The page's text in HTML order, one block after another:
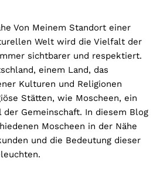
Von Meinem Standort einer
Welt wird die Vielfalt der
sichtbarer und respektiert.
einem Land, das
Kulturen und Religionen
Stätten, wie Moscheen, ein
Gemeinschaft. In diesem Blog
Moscheen in der Nähe
und die Bedeutung dieser